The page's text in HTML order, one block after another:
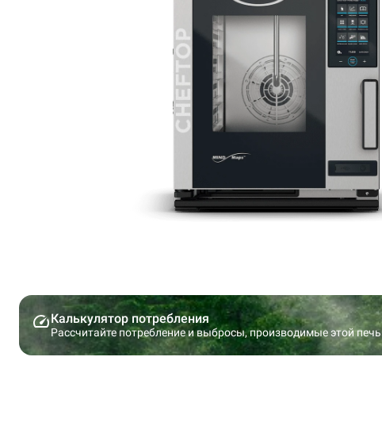
Калькулятор потребления
Рассчитайте потребление и выбросы, производимые этой